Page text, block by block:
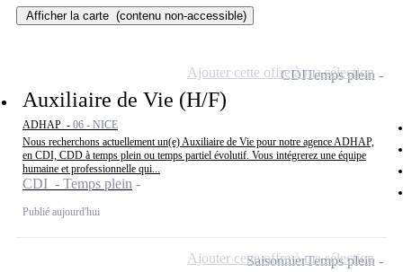
Afficher la carte (contenu non-accessible)
Auxiliaire de Vie (H/F)
ADHAP - 06 - NICE
Nous recherchons actuellement un(e) Auxiliaire de Vie pour notre agence ADHAP,
en CDI, CDD à temps plein ou temps partiel évolutif. Vous intégrerez une équipe
humaine et professionnelle qui...
CDI - Temps plein
Publié aujourd'hui
CDITemps plein
Ajouter cette offre à ma sélection
SaisonnierTemps plein
Ajouter cette offre à ma sélection